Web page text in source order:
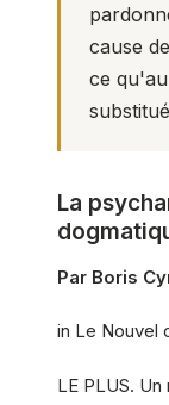
cause
ce
La
Par Boris
in Le Nouvel
LE PLUS.